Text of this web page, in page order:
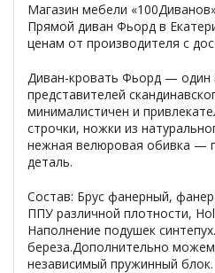
Магазин мебели
Прямой диван Фьорд в
ценам от производителя с
Диван-кровать Фьорд — один
представителей
минималистичен и
строчки, ножки из
нежная велюровая обивка —
деталь.
Состав: Брус фанерный,
ППУ различной плотности,
Наполнение подушек
береза.Дополнительно
независимый пружинный блок.